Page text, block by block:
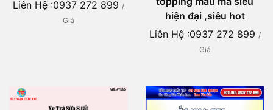
Liên Hệ :0937 272 899 /
Giá
hiện đại ,siêu hot
Liên Hệ :0937 272 899 /
Giá